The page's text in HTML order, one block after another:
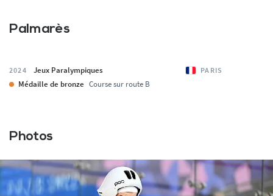
Palmarès
2024 Jeux Paralympiques PARIS
Médaille de bronze Course sur route B
Photos